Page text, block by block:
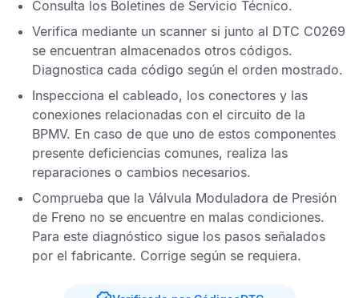
Consulta los Boletines de Servicio Técnico.
Verifica mediante un scanner si junto al DTC C0269
se encuentran almacenados otros códigos.
Diagnostica cada código según el orden mostrado.
Inspecciona el cableado, los conectores y las
conexiones relacionadas con el circuito de la
BPMV. En caso de que uno de estos componentes
presente deficiencias comunes, realiza las
reparaciones o cambios necesarios.
Comprueba que la Válvula Moduladora de Presión
de Freno no se encuentre en malas condiciones.
Para este diagnóstico sigue los pasos señalados
por el fabricante. Corrige según se requiera.